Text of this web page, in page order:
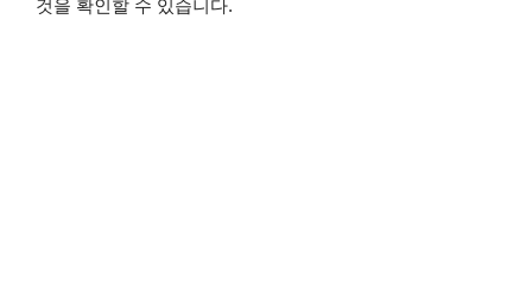
것을 확인할 수 있습니다.